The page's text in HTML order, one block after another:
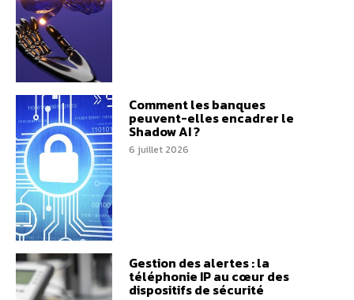
Comment les banques
peuvent-elles encadrer le
Shadow AI ?
6 juillet 2026
Gestion des alertes : la
téléphonie IP au cœur des
dispositifs de sécurité